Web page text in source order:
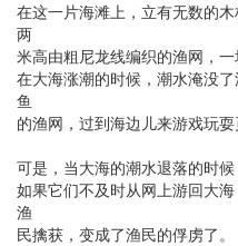
在这一片海滩上，立有无数的
两
米高由粗尼龙线编织的渔网，
在大海涨潮的时候，潮水淹没
鱼
的渔网，过到海边儿来游戏玩耍
可是，当大海的潮水退落的时候
如果它们不及时从网上游回大
渔
民擒获，变成了渔民的俘虏了。